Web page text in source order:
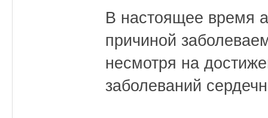
В настоящее время
причиной
несмотря на
заболеваний